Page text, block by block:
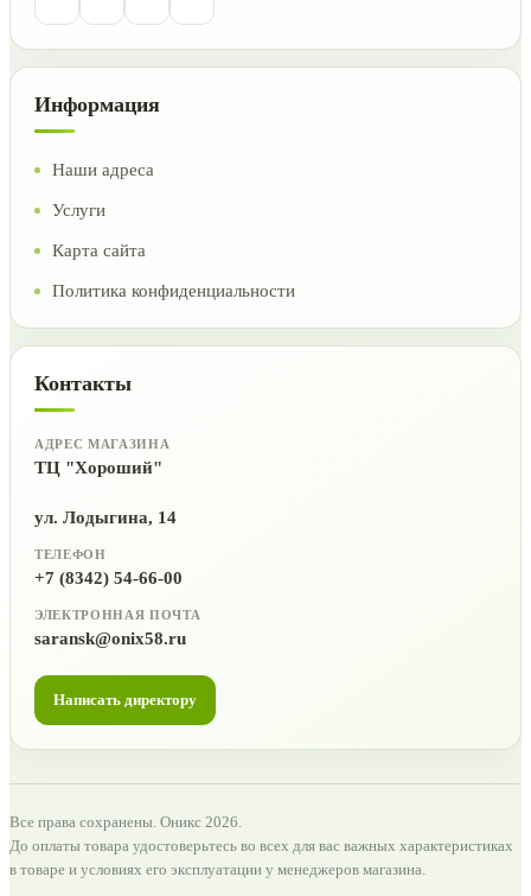
Информация
Наши адреса
Услуги
Карта сайта
Политика конфиденциальности
Контакты
АДРЕС МАГАЗИНА
ТЦ "Хороший"
ул. Лодыгина, 14
ТЕЛЕФОН
+7 (8342) 54-66-00
ЭЛЕКТРОННАЯ ПОЧТА
saransk@onix58.ru
Написать директору
Все права сохранены. Оникс 2026.
До оплаты товара удостоверьтесь во всех для вас важных характеристиках
в товаре и условиях его эксплуатации у менеджеров магазина.